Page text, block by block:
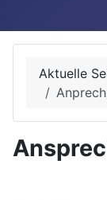
Aktuelle